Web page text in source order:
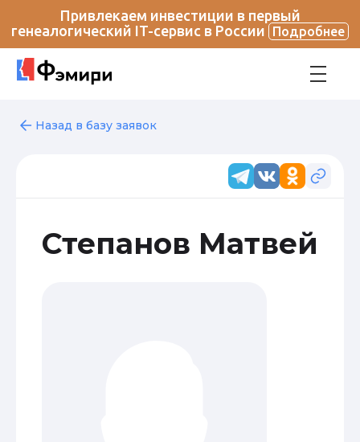
Привлекаем инвестиции в первый
генеалогический IT-сервис в России
Подробнее
Назад в базу заявок
Степанов Матвей